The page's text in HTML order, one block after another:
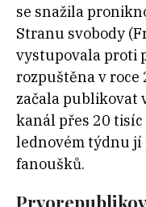
se snažila
Stranu svobody
vystupovala proti
rozpuštěna v roce
začala publikovat
kanál přes 20
lednovém týdnu jí
fanoušků.